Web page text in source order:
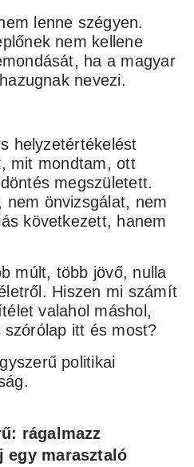
lenne szégyen.
nem kellene
ha a magyar
nevezi.
helyzetértékelést
mit mondtam, ott
megszületett.
nem önvizsgálat, nem
következett, hanem
múlt, több jövő, nulla
Hiszen mi számít
valahol máshol,
itt és most?
politikai
rágalmazz
egy marasztaló